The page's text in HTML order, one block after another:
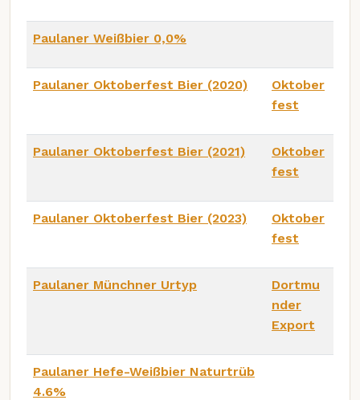
Paulaner Weißbier 0,0%
Paulaner Oktoberfest Bier (2020)
Oktober
fest
Paulaner Oktoberfest Bier (2021)
Oktober
fest
Paulaner Oktoberfest Bier (2023)
Oktober
fest
Paulaner Münchner Urtyp
Dortmu
nder
Export
Paulaner Hefe-Weißbier Naturtrüb
4.6%